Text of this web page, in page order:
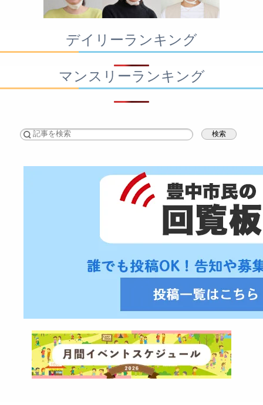
デイリーランキング
マンスリーランキング
検索